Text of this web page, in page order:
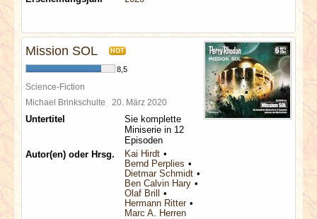
Mission SOL HOT
8,5
Science-Fiction
Michael Brinkschulte 20. März 2020
Untertitel
Sie komplette
Miniserie in 12
Episoden
Autor(en) oder Hrsg.
Kai Hirdt
Bernd Perplies
Dietmar Schmidt
Ben Calvin Hary
Olaf Brill
Hermann Ritter
Marc A. Herren